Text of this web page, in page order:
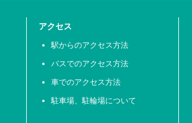
アクセス
駅からのアクセス方法
バスでのアクセス方法
車でのアクセス方法
駐車場、駐輪場について